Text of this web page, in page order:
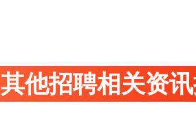
其他招聘相关资